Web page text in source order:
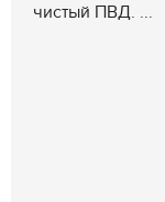
чистый ПВД. ...